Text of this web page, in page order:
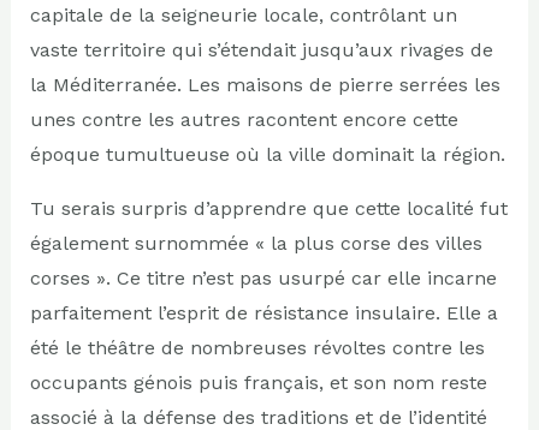
capitale de la seigneurie locale, contrôlant un
vaste territoire qui s’étendait jusqu’aux rivages de
la Méditerranée. Les maisons de pierre serrées les
unes contre les autres racontent encore cette
époque tumultueuse où la ville dominait la région.
Tu serais surpris d’apprendre que cette localité fut
également surnommée « la plus corse des villes
corses ». Ce titre n’est pas usurpé car elle incarne
parfaitement l’esprit de résistance insulaire. Elle a
été le théâtre de nombreuses révoltes contre les
occupants génois puis français, et son nom reste
associé à la défense des traditions et de l’identité